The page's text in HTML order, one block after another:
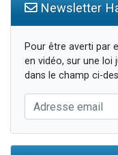
Newsletter
Pour être averti par
en vidéo, sur une loi
dans le champ ci-